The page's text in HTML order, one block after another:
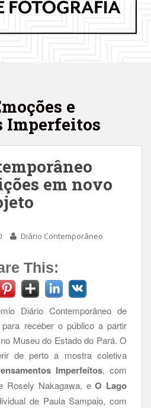
e
Imperfeitos
em novo
Diário Contemporâneo
This:
Diário Contemporâneo de
receber o público a partir
Museu do Estado do Pará. O
de perto a mostra coletiva
Imperfeitos, com
Rosely Nakagawa, eO Lago
de Paula Sampaio, com